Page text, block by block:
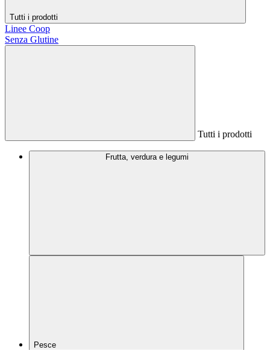
Tutti i prodotti
Linee Coop
Senza Glutine
Tutti i prodotti
Frutta, verdura e legumi
Pesce